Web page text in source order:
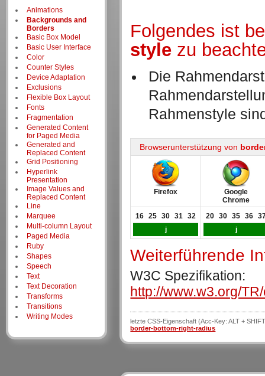
Folgendes ist
style zu
Die
Rahmenstyle
Browserunterstützung von
Firefox
Google
Chrome
16 25 30 31
32
j
20 30 35 36
j
Weiterführende
W3C Spezifikation:
http://www.w3.org/
letzte CSS-Eigenschaft (Acc-Key: ALT +
border-bottom-right-radius
Animations
Backgrounds and
Borders
Basic Box Model
Basic User Interface
Color
Counter Styles
Device Adaptation
Exclusions
Flexible Box Layout
Fonts
Fragmentation
Generated Content
for Paged Media
Generated and
Replaced Content
Grid Positioning
Hyperlink
Presentation
Image Values and
Replaced Content
Line
Marquee
Multi-column Layout
Paged Media
Ruby
Shapes
Speech
Text
Text Decoration
Transforms
Transitions
Writing Modes